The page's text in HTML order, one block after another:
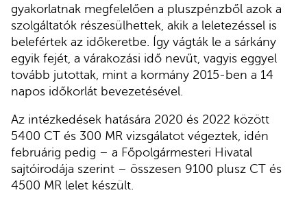
gyakorlatnak megfelelően a pluszpénzből azok a
szolgáltatók részesülhettek, akik a leletezéssel is
belefértek az időkeretbe. Így vágták le a sárkány
egyik fejét, a várakozási idő nevűt, vagyis eggyel
tovább jutottak, mint a kormány 2015-ben a 14
napos időkorlát bevezetésével.
Az intézkedések hatására 2020 és 2022 között
5400 CT és 300 MR vizsgálatot végeztek, idén
februárig pedig – a Főpolgármesteri Hivatal
sajtóirodája szerint – összesen 9100 plusz CT és
4500 MR lelet készült.